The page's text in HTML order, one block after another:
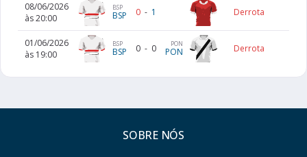
08/06/2026
às 20:00
BSP
BSP 0 - 1 Derrota
01/06/2026
às 19:00
BSP
BSP 0 - 0 PON
PON Derrota
SOBRE NÓS